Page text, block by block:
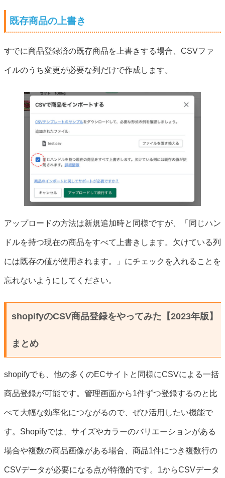
既存商品の上書き
すでに商品登録済の既存商品を上書きする場合、CSVファ
イルのうち変更が必要な列だけで作成します。
アップロードの方法は新規追加時と同様ですが、「同じハン
ドルを持つ現在の商品をすべて上書きします。欠けている列
には既存の値が使用されます。」にチェックを入れることを
忘れないようにしてください。
shopifyのCSV商品登録をやってみた【2023年版】
まとめ
shopifyでも、他の多くのECサイトと同様にCSVによる一括
商品登録が可能です。管理画面から1件ずつ登録するのと比
べて大幅な効率化につながるので、ぜひ活用したい機能で
す。Shopifyでは、サイズやカラーのバリエーションがある
場合や複数の商品画像がある場合、商品1件につき複数行の
CSVデータが必要になる点が特徴的です。1からCSVデータ